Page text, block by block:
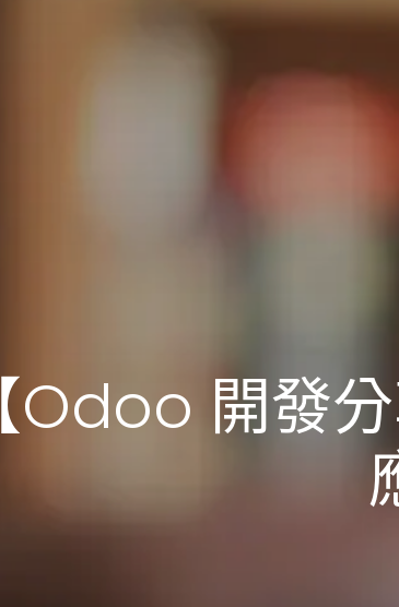
【Odoo 開發